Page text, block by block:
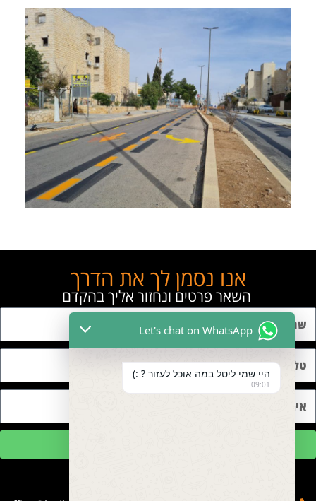
אנו נסמן לך את הדרך
השאר פרטים ונחזור אליך בהקדם
Let's chat on WhatsApp
היי שמי ליטל במה אוכל לעזור ? :)
09:01